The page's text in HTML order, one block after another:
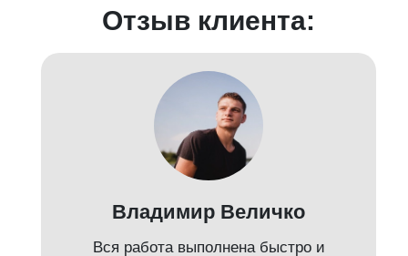
Отзыв клиента:
Владимир Величко
Вся работа выполнена быстро и